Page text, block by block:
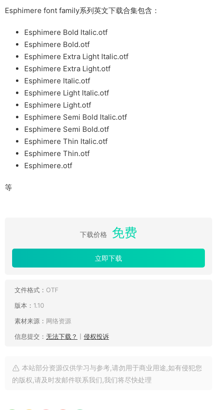
Esphimere font family系列英文下载合集包含：
Esphimere Bold Italic.otf
Esphimere Bold.otf
Esphimere Extra Light Italic.otf
Esphimere Extra Light.otf
Esphimere Italic.otf
Esphimere Light Italic.otf
Esphimere Light.otf
Esphimere Semi Bold Italic.otf
Esphimere Semi Bold.otf
Esphimere Thin Italic.otf
Esphimere Thin.otf
Esphimere.otf
等
下载价格 免费
立即下载
文件格式： OTF
版本： 1.10
素材来源： 网络资源
信息提交： 无法下载？ 侵权投诉
本站部分资源仅供学习与参考,请勿用于商业用途,如有侵犯您
的版权,请及时发邮件联系我们,我们将尽快处理